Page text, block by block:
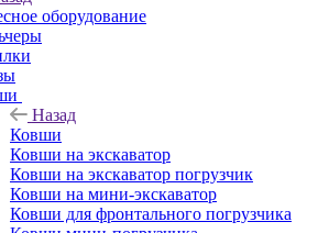
оборудование
Назад
Ковши
Ковши на экскаватор
Ковши на экскаватор погрузчик
Ковши на мини-экскаватор
Ковши для фронтального погрузчика